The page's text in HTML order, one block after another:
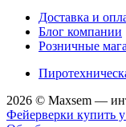
Доставка и
Блог компании
Розничные
2026 © Maxsem —
Фейерверки купить